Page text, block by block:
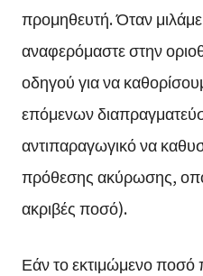
προμηθευτή. Όταν
αναφερόμαστε στην
οδηγού για να
επόμενων
αντιπαραγωγικό να
πρόθεσης ακύρωσης,
ακριβές ποσό).
Εάν το εκτιμώμενο ποσό